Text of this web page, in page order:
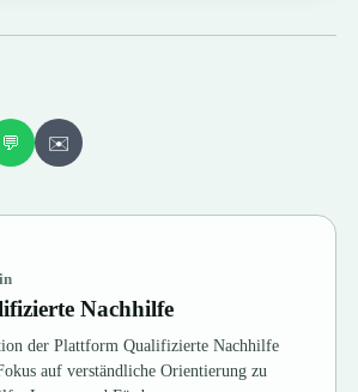
💬 ✉️
Nachhilfe
der Plattform Qualifizierte Nachhilfe
auf verständliche Orientierung zu